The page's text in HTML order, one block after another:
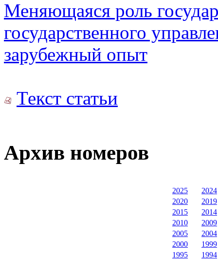
Меняющаяся роль
государственного
зарубежный опыт
Текст статьи
Архив номеров
2025
2024
2020
2019
2015
2014
2010
2009
2005
2004
2000
1999
1995
1994